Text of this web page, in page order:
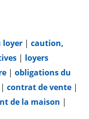
loyer | caution,
| loyers
| obligations du
| contrat de vente |
de la maison |